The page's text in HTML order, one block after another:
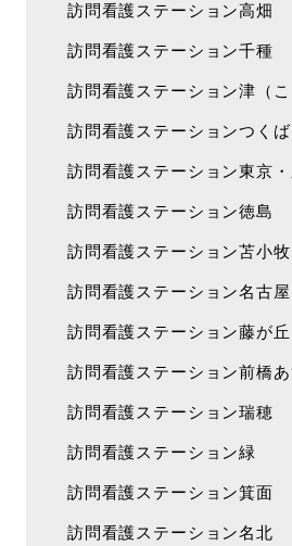
訪問看護ステーション高畑
訪問看護ステーション千種
訪問看護ステーション津（こ
訪問看護ステーションつくば
訪問看護ステーション東京・
訪問看護ステーション徳島
訪問看護ステーション苫小牧
訪問看護ステーション名古屋
訪問看護ステーション藤が丘
訪問看護ステーション前橋あ
訪問看護ステーション瑞穂
訪問看護ステーション緑
訪問看護ステーション箕面
訪問看護ステーション名北